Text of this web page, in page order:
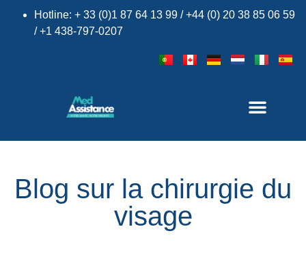
Hotline: + 33 (0)1 87 64 13 99 / +44 (0) 20 38 85 06 59
/ +1 438-797-0207
Blog sur la chirurgie du
visage